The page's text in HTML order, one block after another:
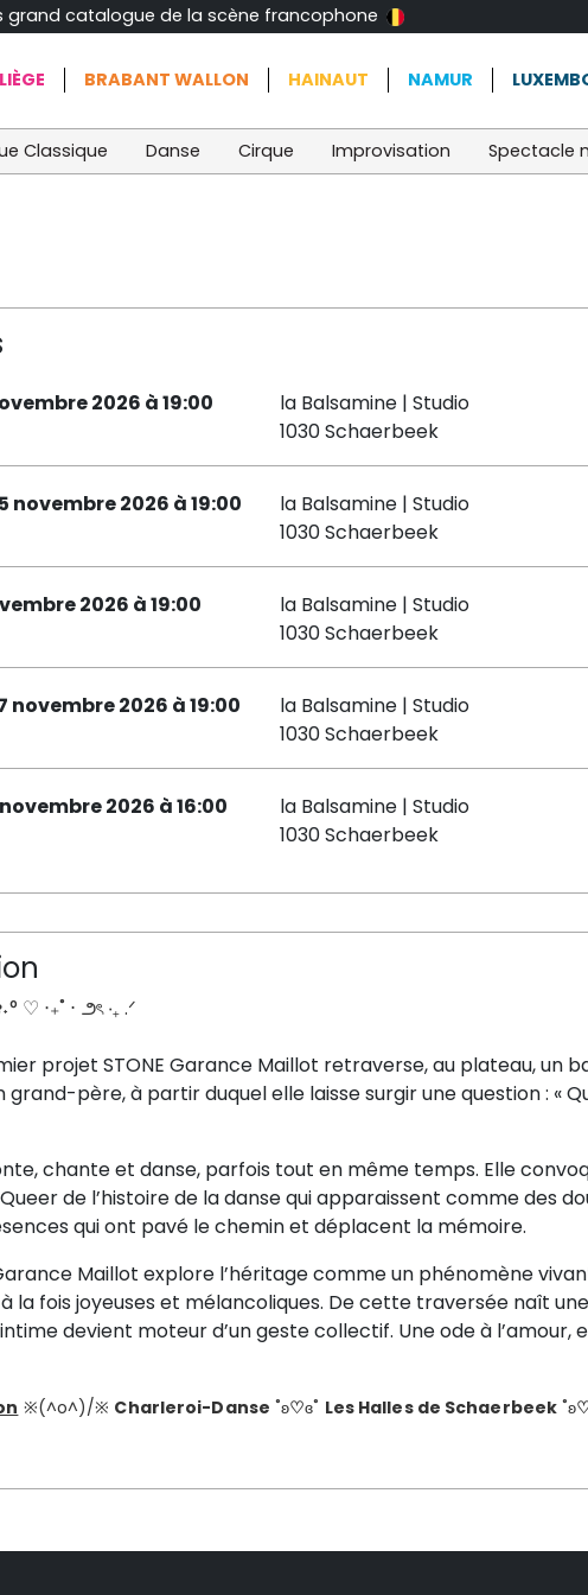
grand catalogue de la scène francophone
LIÈGE BRABANT WALLON HAINAUT NAMUR
Classique Danse Cirque Improvisation Spectacle
2026 à 19:00
la Balsamine | Studio
1030 Schaerbeek
novembre 2026 à 19:00
la Balsamine | Studio
1030 Schaerbeek
2026 à 19:00
la Balsamine | Studio
1030 Schaerbeek
novembre 2026 à 19:00
la Balsamine | Studio
1030 Schaerbeek
2026 à 16:00
la Balsamine | Studio
1030 Schaerbeek
♡ ‧₊˚ ⋅ ౨ৎ ‧₊ .ᐟ
projet STONE Garance Maillot retraverse, au plateau, un
grand-père, à partir duquel elle laisse surgir une question : «
chante et danse, parfois tout en même temps. Elle
de l’histoire de la danse qui apparaissent comme des
qui ont pavé le chemin et déplacent la mémoire.
Maillot explore l’héritage comme un phénomène
la fois joyeuses et mélancoliques. De cette traversée naît
devient moteur d’un geste collectif. Une ode à l’amour,
※(^o^)/※ Charleroi-Danse ˚ʚ♡ɞ˚ Les Halles de Schaerbeek ˚ʚ